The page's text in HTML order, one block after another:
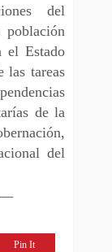
del
el Estado
las tareas
de la
del
—
Pin It